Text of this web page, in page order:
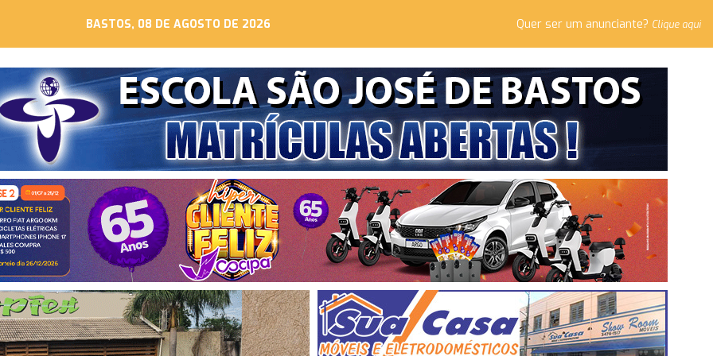
BASTOS, 08 DE AGOSTO DE 2026 Quer ser um anunciante? Clique aqui